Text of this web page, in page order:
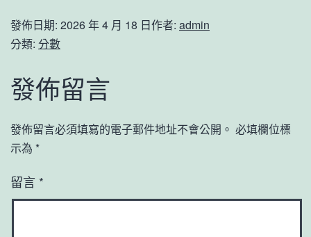
發佈日期: 2026 年 4 月 18 日作者: admin
分類: 分數
發佈留言
發佈留言必須填寫的電子郵件地址不會公開。 必填欄位標
示為 *
留言 *